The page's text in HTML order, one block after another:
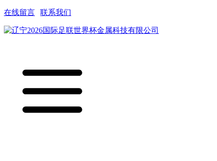
在线留言 联系我们